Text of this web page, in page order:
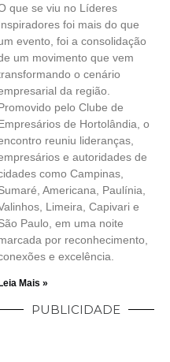
que se viu no Líderes
foi mais do que
evento, foi a consolidação
um movimento que vem
o cenário
da região.
pelo Clube de
de Hortolândia, o
reuniu lideranças,
e autoridades de
como Campinas,
Americana, Paulínia,
Limeira, Capivari e
Paulo, em uma noite
por reconhecimento,
e excelência.
Leia Mais »
PUBLICIDADE